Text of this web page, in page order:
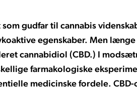
gudfar til cannabis
egenskaber. Men
cannabidiol (CBD.) I
farmakologiske
medicinske fordele.